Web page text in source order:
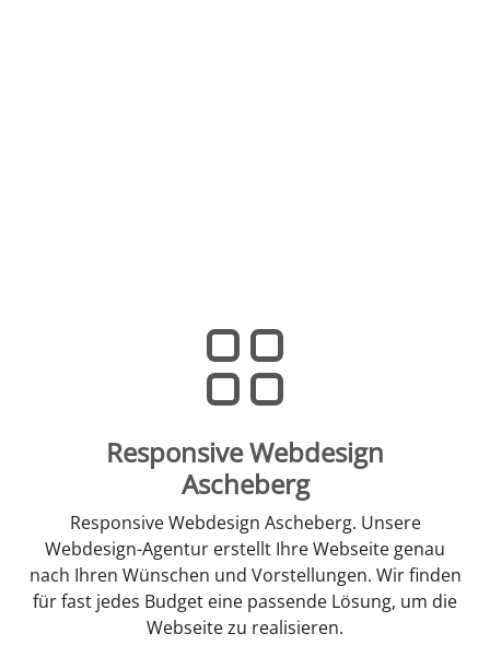
Responsive Webdesign
Ascheberg
Responsive Webdesign Ascheberg. Unsere
Webdesign-Agentur erstellt Ihre Webseite genau
nach Ihren Wünschen und Vorstellungen. Wir finden
für fast jedes Budget eine passende Lösung, um die
Webseite zu realisieren.